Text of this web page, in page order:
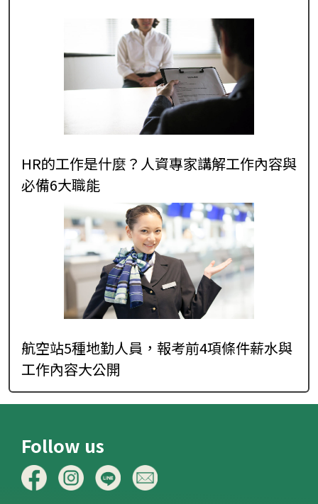
HR的工作是什麼？人資專家講解工作內容與
必備6大職能
航空站5種地勤人員，報考前4項條件薪水與
工作內容大公開
Follow us